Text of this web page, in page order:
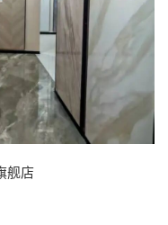
舰店